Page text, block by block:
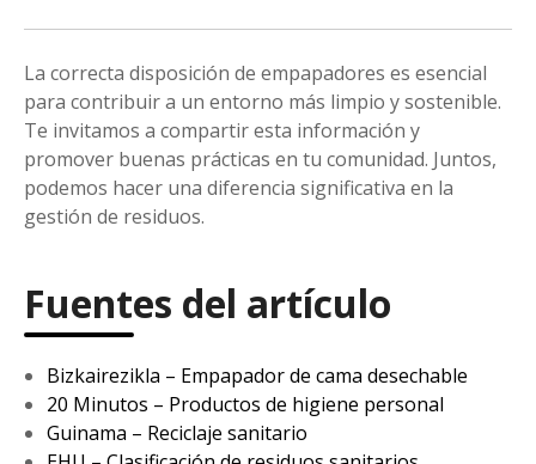
La correcta disposición de empapadores es esencial
para contribuir a un entorno más limpio y sostenible.
Te invitamos a compartir esta información y
promover buenas prácticas en tu comunidad. Juntos,
podemos hacer una diferencia significativa en la
gestión de residuos.
Fuentes del artículo
Bizkairezikla – Empapador de cama desechable
20 Minutos – Productos de higiene personal
Guinama – Reciclaje sanitario